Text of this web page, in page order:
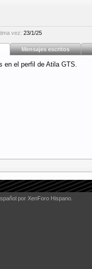
vez: 23/1/25
Mensajes escritos
en el perfil de Atila GTS.
por XenForo Hispano.